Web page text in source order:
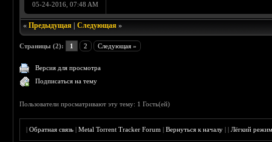
05-24-2016, 07:48 AM
«Предыдущая |Следующая »
Страницы (2): 1 2 Следующая »
Версия для просмотра
Подписаться на тему
Пользователи просматривают эту тему: 1 Гость(ей)
|Обратная связь |Metal Torrent Tracker Forum |Вернуться к началу ||Лёгкий